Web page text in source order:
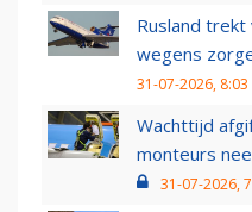
Rusland trekt
wegens
31-07-2026, 8:03
Wachttijd
monteurs
31-07-2026,